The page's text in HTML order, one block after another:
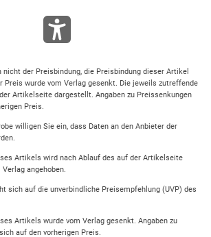
der Preisbindung, die Preisbindung dieser Artikel
Preis wurde vom Verlag gesenkt. Die jeweils zutreffende
Artikelseite dargestellt. Angaben zu Preissenkungen
Preis.
willigen Sie ein, dass Daten an den Anbieter der
Artikels wird nach Ablauf des auf der Artikelseite
angehoben.
sich auf die unverbindliche Preisempfehlung (UVP) des
Artikels wurde vom Verlag gesenkt. Angaben zu
auf den vorherigen Preis.